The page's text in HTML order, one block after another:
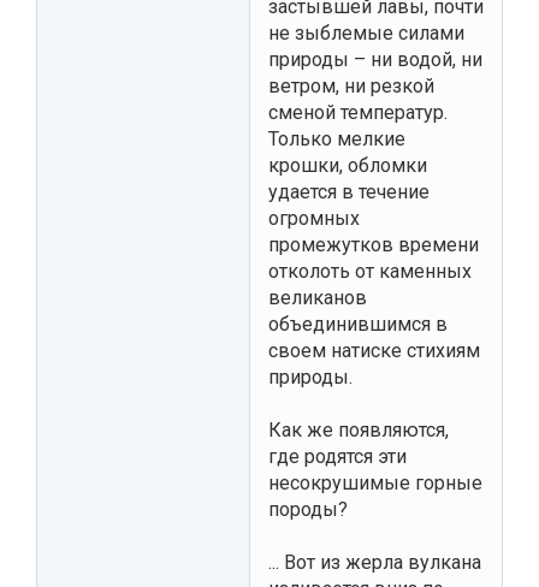
застывшей лавы, почти
не зыблемые силами
природы – ни водой, ни
ветром, ни резкой
сменой температур.
Только мелкие
крошки, обломки
удается в течение
огромных
промежутков времени
отколоть от каменных
великанов
объединившимся в
своем натиске стихиям
природы.
Как же появляются,
где родятся эти
несокрушимые горные
породы?
... Вот из жерла вулкана